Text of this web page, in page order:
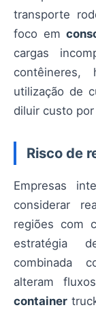
transporte
foco em
cargas
contêineres,
utilização de
diluir custo
Risco de
Empresas
considerar
regiões com
estratégia
combinada
alteram
container